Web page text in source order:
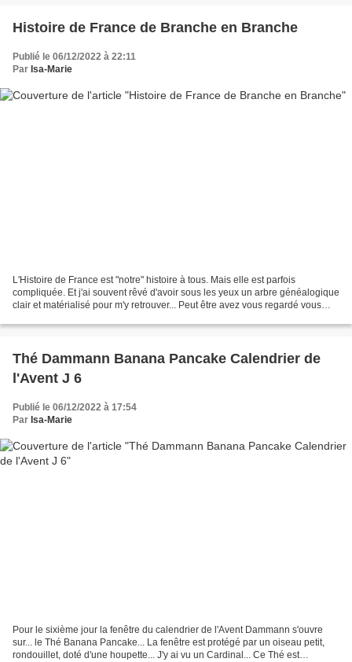
Histoire de France de Branche en Branche
Publié le 06/12/2022 à 22:11
Par Isa-Marie
L'Histoire de France est "notre" histoire à tous. Mais elle est parfois
compliquée. Et j'ai souvent rêvé d'avoir sous les yeux un arbre généalogique
clair et matérialisé pour m'y retrouver... Peut être avez vous regardé vous
Thé Dammann Banana Pancake Calendrier de
l'Avent J 6
Publié le 06/12/2022 à 17:54
Par Isa-Marie
Pour le sixième jour la fenêtre du calendrier de l'Avent Dammann s'ouvre
sur... le Thé Banana Pancake... La fenêtre est protégé par un oiseau petit,
rondouillet, doté d'une houpette... J'y ai vu un Cardinal... Ce Thé est